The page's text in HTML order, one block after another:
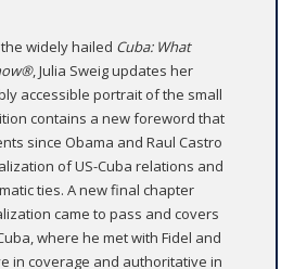
widely hailed Cuba: What
, Julia Sweig updates her
accessible portrait of the small
contains a new foreword that
since Obama and Raul Castro
of US-Cuba relations and
ties. A new final chapter
came to pass and covers
where he met with Fidel and
in coverage and authoritative in